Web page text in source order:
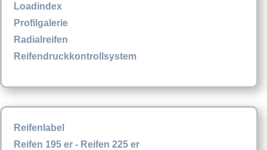
Loadindex
Profilgalerie
Radialreifen
Reifendruckkontrollsystem
Reifenlabel
Reifen 195 er - Reifen 225 er